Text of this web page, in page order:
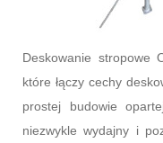
Deskowanie stropowe
które łączy cechy
prostej budowie
niezwykle wydajny i